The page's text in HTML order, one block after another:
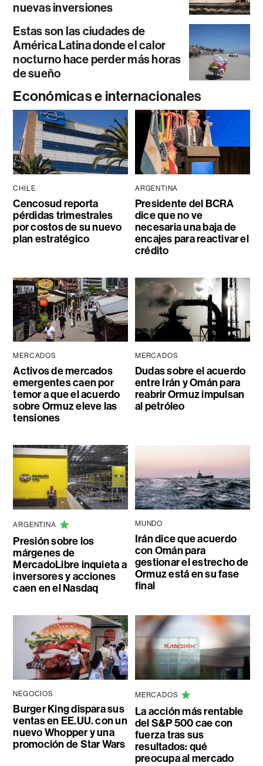
nuevas inversiones
Estas son las ciudades de
América Latina donde el calor
nocturno hace perder más horas
de sueño
Económicas e internacionales
CHILE
Cencosud reporta
pérdidas trimestrales
por costos de su nuevo
plan estratégico
ARGENTINA
Presidente del BCRA
dice que no ve
necesaria una baja de
encajes para reactivar el
crédito
MERCADOS
Activos de mercados
emergentes caen por
temor a que el acuerdo
sobre Ormuz eleve las
tensiones
MERCADOS
Dudas sobre el acuerdo
entre Irán y Omán para
reabrir Ormuz impulsan
al petróleo
ARGENTINA
Presión sobre los
márgenes de
MercadoLibre inquieta a
inversores y acciones
caen en el Nasdaq
MUNDO
Irán dice que acuerdo
con Omán para
gestionar el estrecho de
Ormuz está en su fase
final
NEGOCIOS
Burger King dispara sus
ventas en EE.UU. con un
nuevo Whopper y una
promoción de Star Wars
MERCADOS
La acción más rentable
del S&P 500 cae con
fuerza tras sus
resultados: qué
preocupa al mercado